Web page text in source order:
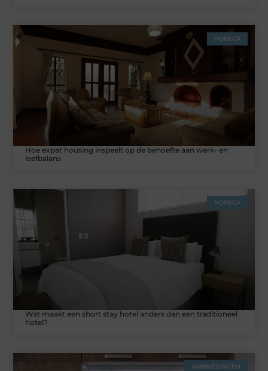
HORECA
Hoe expat housing inspeelt op de behoefte aan werk- en
leefbalans
HORECA
Wat maakt een short stay hotel anders dan een traditioneel
hotel?
AANBIEDINGEN